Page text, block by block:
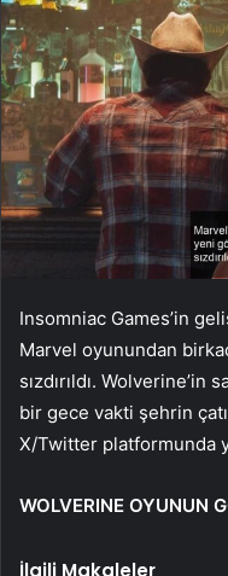
Insomniac Games’in
Marvel oyunundan
sızdırıldı. Wolverine’in
bir gece vakti şehrin
X/Twitter platformunda
WOLVERINE OYUNUN
İlgili Makaleler